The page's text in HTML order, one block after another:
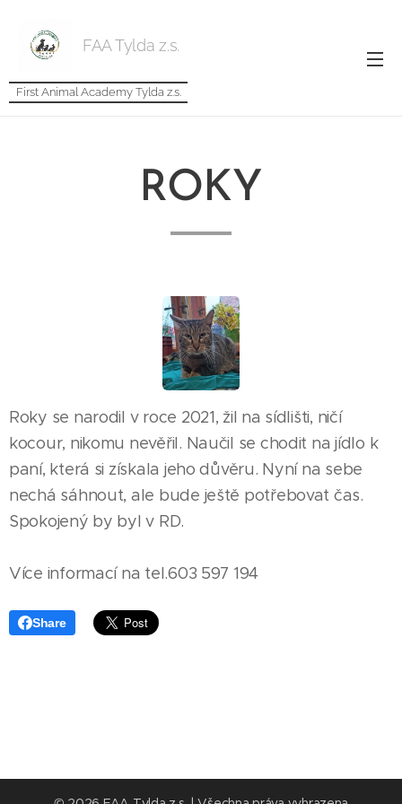
FAA Tylda z.s.
First Animal Academy Tylda z.s.
ROKY
Roky se narodil v roce 2021, žil na sídlišti, ničí
kocour, nikomu nevěřil. Naučil se chodit na jídlo k
paní, která si získala jeho důvěru. Nyní na sebe
nechá sáhnout, ale bude ještě potřebovat čas.
Spokojený by byl v RD.
Více informací na tel.603 597 194
Share